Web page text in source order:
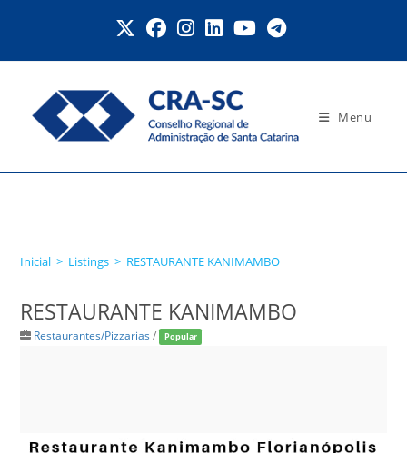
Menu
Inicial > Listings > RESTAURANTE KANIMAMBO
RESTAURANTE KANIMAMBO
Restaurantes/Pizzarias / Popular